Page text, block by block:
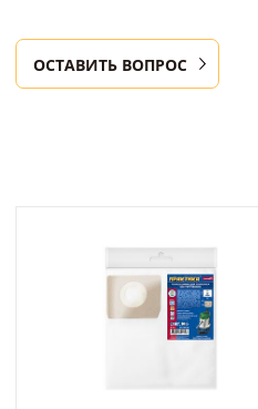
ОСТАВИТЬ ВОПРОС